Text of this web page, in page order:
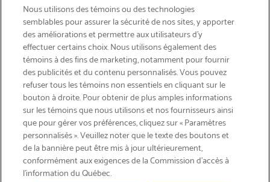
LIVRAISON GRATUITE
Courriel
Nous utilisons des témoins ou des technologies
semblables pour assurer la sécurité de nos sites, y apporter
des améliorations et permettre aux utilisateurs d’y
effectuer certains choix. Nous utilisons également des
témoins à des fins de marketing, notamment pour fournir
des publicités et du contenu personnalisés. Vous pouvez
refuser tous les témoins non essentiels en cliquant sur le
bouton à droite. Pour obtenir de plus amples informations
sur les témoins que nous utilisons et nos fournisseurs ainsi
que pour gérer vos préférences, cliquez sur « Paramètres
personnalisés ». Veuillez noter que le texte des boutons et
de la bannière peut être mis à jour ultérieurement,
conformément aux exigences de la Commission d’accès à
l’information du Québec.